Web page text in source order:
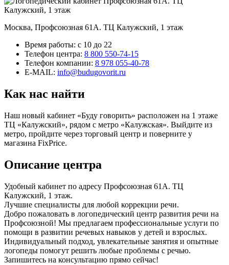
Москва, Профсоюзная 61А. ТЦ Калужский, 1 этаж
Время работы: с 10 до 22
Телефон центра: 8 800 550-74-15
Телефон компании: 8 978 055-40-78
E-MAIL: info@budugovorit.ru
Как нас найти
Наш новый кабинет «Буду говорить» расположен на 1 этаже
ТЦ «Калужский», рядом с метро «Калужская». Выйдите из
метро, пройдите через торговый центр и поверните у
магазина FixPrice.
Описание центра
Удобный кабинет по адресу Профсоюзная 61А. ТЦ
Калужский, 1 этаж.
Лучшие специалисты для любой коррекции речи.
Добро пожаловать в логопедический центр развития речи на
Профсоюзной! Мы предлагаем профессиональные услуги по
помощи в развитии речевых навыков у детей и взрослых.
Индивидуальный подход, увлекательные занятия и опытные
логопеды помогут решить любые проблемы с речью.
Запишитесь на консультацию прямо сейчас!